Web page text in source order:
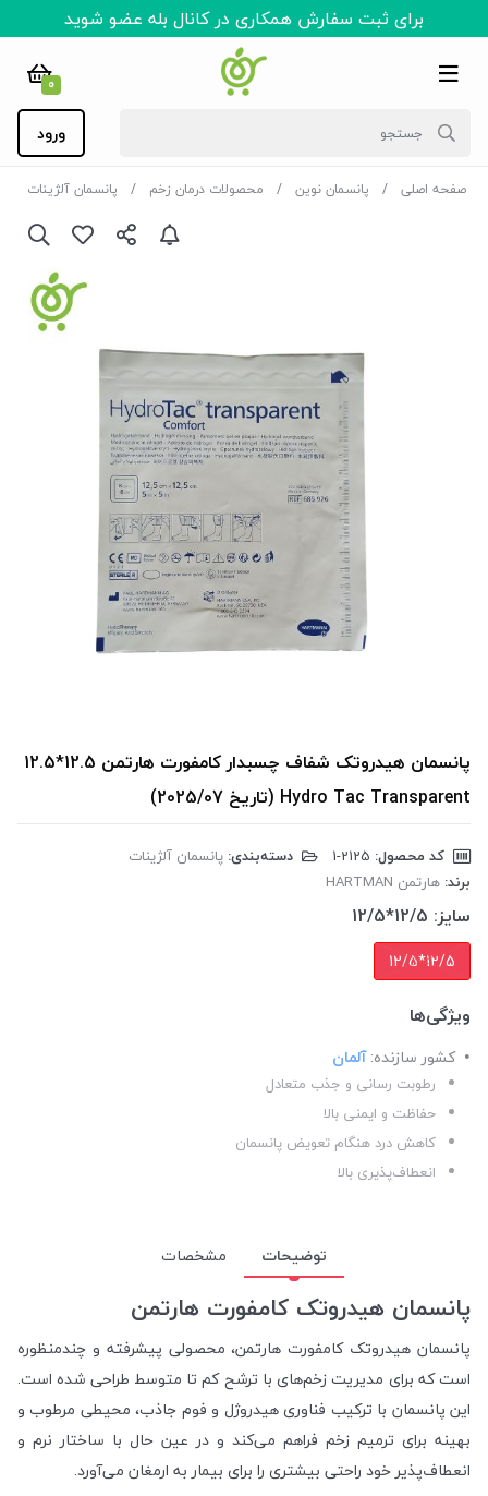
برای ثبت سفارش همکاری در کانال بله عضو شوید
0
ورود
صفحه اصلی پانسمان نوین محصولات درمان زخم پانسمان آلژینات
پانسمان هیدروتک شفاف چسبدار کامفورت هارتمن 12.5*12.5
Hydro Tac Transparent (تاریخ 2025/07)
کد محصول: دسته‌بندی: پانسمان آلژینات
برند: هارتمن HARTMAN
سایز: 12/5*12/5
12/5*12/5
ویژگی‌ها
کشور سازنده: آلمان
رطوبت رسانی و جذب متعادل
حفاظت و ایمنی بالا
کاهش درد هنگام تعویض پانسمان
انعطاف‌پذیری بالا
توضیحات مشخصات
پانسمان هیدروتک کامفورت هارتمن
پانسمان هیدروتک کامفورت هارتمن، محصولی پیشرفته و چندمنظوره
است که برای مدیریت زخم‌های با ترشح کم تا متوسط طراحی شده است.
این پانسمان با ترکیب فناوری هیدروژل و فوم جاذب، محیطی مرطوب و
بهینه برای ترمیم زخم فراهم می‌کند و در عین حال با ساختار نرم و
انعطاف‌پذیر خود راحتی بیشتری را برای بیمار به ارمغان می‌آورد.